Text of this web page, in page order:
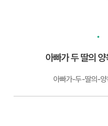
아빠가 두 딸의
아빠가-두-딸의-